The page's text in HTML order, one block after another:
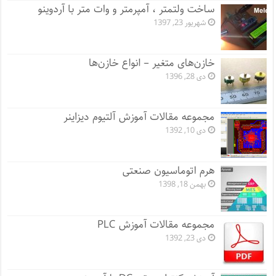
ساخت ولتمتر ، آمپرمتر و وات متر با آردوینو
شهریور 23, 1397
خازن‌های متغیر – انواع خازن‌ها
دی 28, 1396
مجموعه مقالات آموزش آلتیوم دیزاینر
دی 10, 1392
هرم اتوماسیون صنعتی
بهمن 18, 1398
مجموعه مقالات آموزش PLC
دی 23, 1392